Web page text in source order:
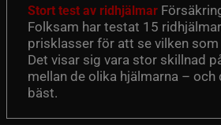
Stort test av ridhjälmar
Folksam har testat 15
prisklasser för att se vilken
Det visar sig vara stor skillnad
mellan de olika hjälmarna – och
bäst.